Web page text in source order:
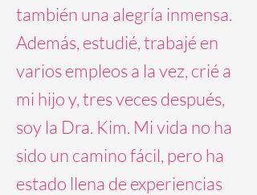
también una alegría inmensa.
Además, estudié, trabajé en
varios empleos a la vez, crié a
mi hijo y, tres veces después,
soy la Dra. Kim. Mi vida no ha
sido un camino fácil, pero ha
estado llena de experiencias